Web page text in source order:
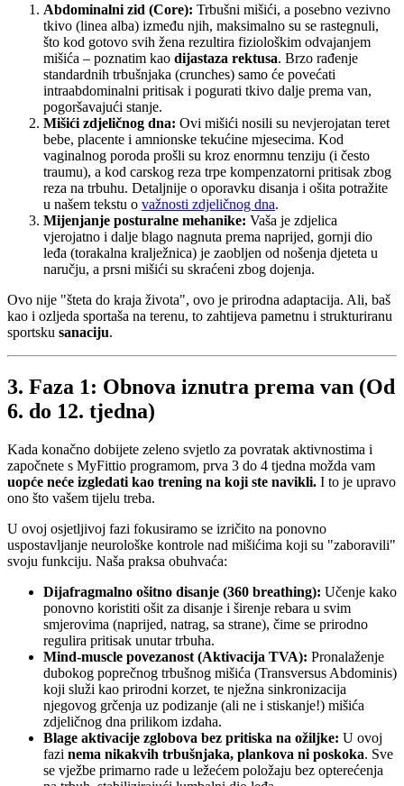
Abdominalni zid (Core): Trbušni mišići, a posebno vezivno
tkivo (linea alba) između njih, maksimalno su se rastegnuli,
što kod gotovo svih žena rezultira fiziološkim odvajanjem
mišića – poznatim kao dijastaza rektusa. Brzo rađenje
standardnih trbušnjaka (crunches) samo će povećati
intraabdominalni pritisak i pogurati tkivo dalje prema van,
pogoršavajući stanje.
Mišići zdjeličnog dna: Ovi mišići nosili su nevjerojatan teret
bebe, placente i amnionske tekućine mjesecima. Kod
vaginalnog poroda prošli su kroz enormnu tenziju (i često
traumu), a kod carskog reza trpe kompenzatorni pritisak zbog
reza na trbuhu. Detaljnije o oporavku disanja i ošita potražite
u našem tekstu o važnosti zdjeličnog dna.
Mijenjanje posturalne mehanike: Vaša je zdjelica
vjerojatno i dalje blago nagnuta prema naprijed, gornji dio
leđa (torakalna kralježnica) je zaobljen od nošenja djeteta u
naručju, a prsni mišići su skraćeni zbog dojenja.
Ovo nije "šteta do kraja života", ovo je prirodna adaptacija. Ali, baš
kao i ozljeda sportaša na terenu, to zahtijeva pametnu i strukturiranu
sportsku sanaciju.
3. Faza 1: Obnova iznutra prema van (Od
6. do 12. tjedna)
Kada konačno dobijete zeleno svjetlo za povratak aktivnostima i
započnete s MyFittio programom, prva 3 do 4 tjedna možda vam
uopće neće izgledati kao trening na koji ste navikli. I to je upravo
ono što vašem tijelu treba.
U ovoj osjetljivoj fazi fokusiramo se izričito na ponovno
uspostavljanje neurološke kontrole nad mišićima koji su "zaboravili"
svoju funkciju. Naša praksa obuhvaća:
Dijafragmalno ošitno disanje (360 breathing): Učenje kako
ponovno koristiti ošit za disanje i širenje rebara u svim
smjerovima (naprijed, natrag, sa strane), čime se prirodno
regulira pritisak unutar trbuha.
Mind-muscle povezanost (Aktivacija TVA): Pronalaženje
dubokog poprečnog trbušnog mišića (Transversus Abdominis)
koji služi kao prirodni korzet, te nježna sinkronizacija
njegovog grčenja uz podizanje (ali ne i stiskanje!) mišića
zdjeličnog dna prilikom izdaha.
Blage aktivacije zglobova bez pritiska na ožiljke: U ovoj
fazi nema nikakvih trbušnjaka, plankova ni poskoka. Sve
se vježbe primarno rade u ležećem položaju bez opterećenja